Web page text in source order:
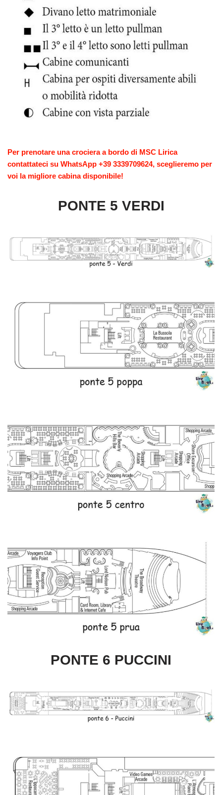
Per prenotare una crociera a bordo di MSC Lirica
contattateci su WhatsApp +39 3339709624, sceglieremo per
voi la migliore cabina disponibile!
PONTE 5 VERDI
PONTE 6 PUCCINI